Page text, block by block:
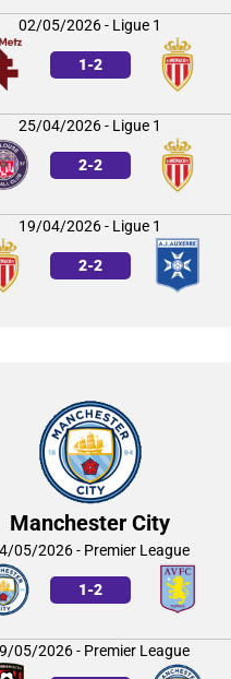
02/05/2026 - Ligue 1
1-2
25/04/2026 - Ligue 1
2-2
19/04/2026 - Ligue 1
2-2
Manchester City
05/2026 - Premier League
1-2
05/2026 - Premier League